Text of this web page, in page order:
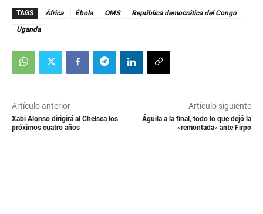
TAGS África Ébola OMS
República democrática del Congo
Uganda
Artículo anterior
Xabi Alonso dirigirá al Chelsea los
próximos cuatro años
Artículo siguiente
Águila a la final, todo lo que dejó la
«remontada» ante Firpo